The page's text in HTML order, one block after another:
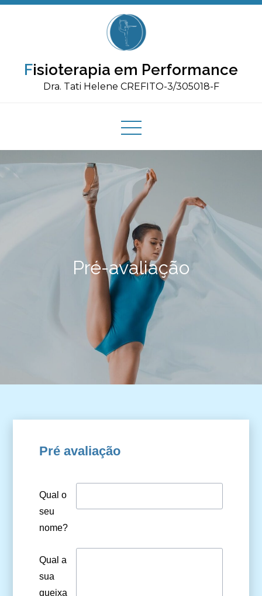
Skip
+55 11 996246387
Search
for:
Fisioterapia em Performance
Dra. Tati Helene CREFITO-3/305018-F
Pré-avaliação
Pré avaliação
Qual o
seu
nome?
Qual a
sua
queixa